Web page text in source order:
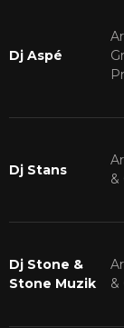
Dj Aspé
Dj Stans
&
Dj Stone &
Stone Muzik
&